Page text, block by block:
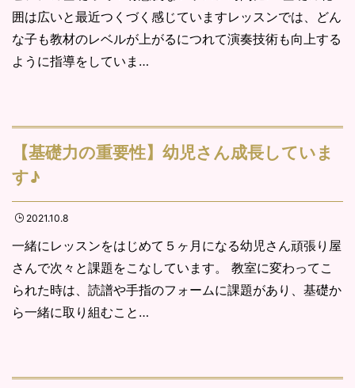
囲は広いと最近つくづく感じていますレッスンでは、どん
な子も教材のレベルが上がるにつれて演奏技術も向上する
ように指導をしていま…
【基礎力の重要性】幼児さん成長していま
す♪
2021.10.8
一緒にレッスンをはじめて５ヶ月になる幼児さん頑張り屋
さんで次々と課題をこなしています。 教室に変わってこ
られた時は、読譜や手指のフォームに課題があり、基礎か
ら一緒に取り組むこと…